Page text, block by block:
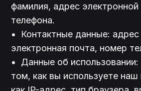
фамилия, адрес
телефона.
•	Контактные данные: адрес проживания,
электронная почта, номер
•	Данные об использовании: информация о
том, как вы используете наш